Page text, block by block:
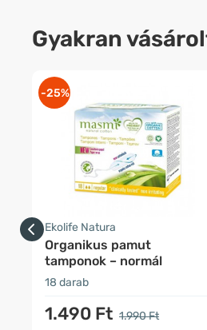
Gyakran
-25%
Ekolife Natura
Organikus pamut
tamponok – normál
18 darab
1.490 Ft 1.990 Ft